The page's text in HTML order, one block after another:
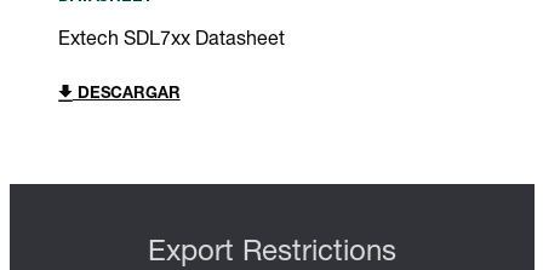
Extech SDL7xx Datasheet
DESCARGAR
Export Restrictions